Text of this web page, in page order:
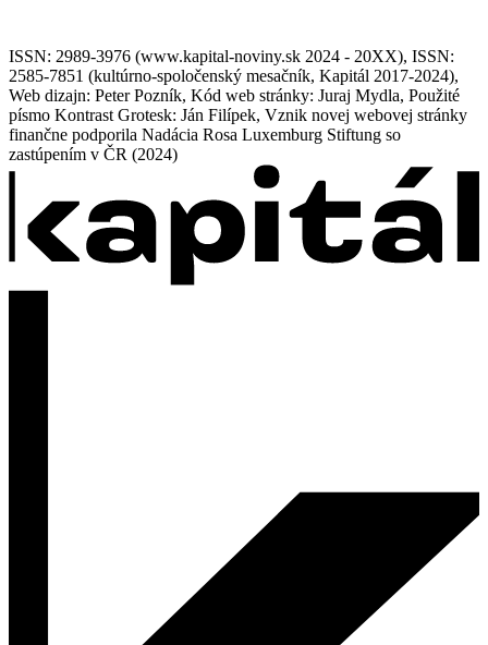
ISSN: 2989-3976 (www.kapital-noviny.sk 2024 - 20XX), ISSN:
2585-7851 (kultúrno-spoločenský mesačník, Kapitál 2017-2024),
Web dizajn: Peter Pozník, Kód web stránky: Juraj Mydla, Použité
písmo Kontrast Grotesk: Ján Filípek, Vznik novej webovej stránky
finančne podporila Nadácia Rosa Luxemburg Stiftung so
zastúpením v ČR (2024)